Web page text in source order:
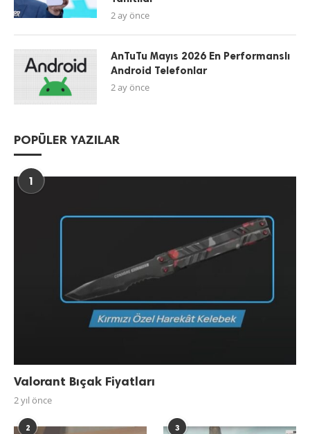
2 ay önce
AnTuTu Mayıs 2026 En Performanslı
Android Telefonlar
2 ay önce
POPÜLER YAZILAR
1
Valorant Bıçak Fiyatları
2 yıl önce
2 3